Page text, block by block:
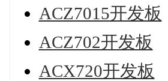
ACZ7015开发板
ACZ702开发板
ACX720开发板